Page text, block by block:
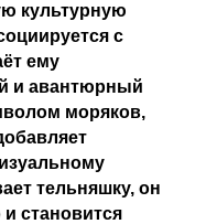
культурную
с
ему
и авантюрный
моряков,
тельняшку, он
становится